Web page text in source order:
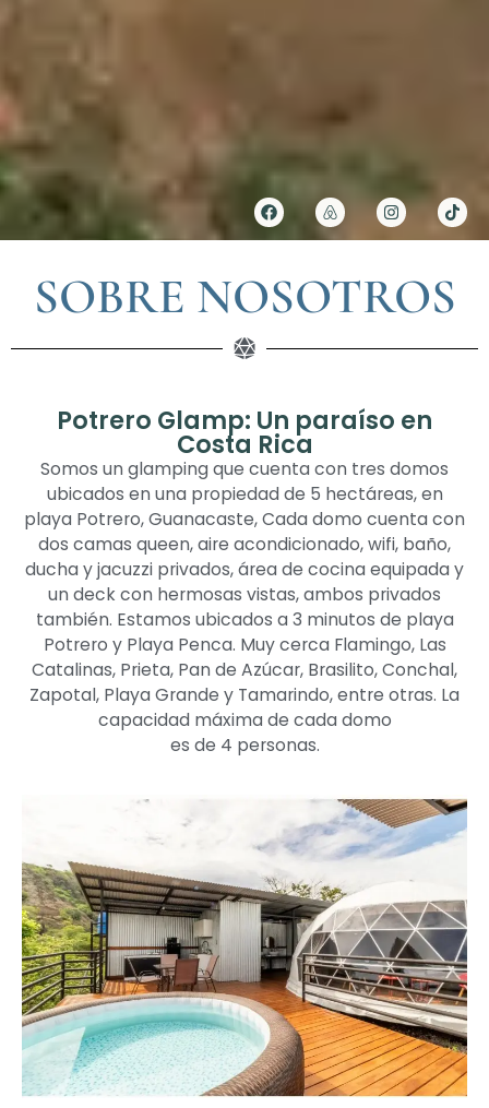
SOBRE NOSOTROS
Potrero Glamp: Un paraíso en
Costa Rica
Somos un glamping que cuenta con tres domos
ubicados en una propiedad de 5 hectáreas, en
playa Potrero, Guanacaste, Cada domo cuenta con
dos camas queen, aire acondicionado, wifi, baño,
ducha y jacuzzi privados, área de cocina equipada y
un deck con hermosas vistas, ambos privados
también. Estamos ubicados a 3 minutos de playa
Potrero y Playa Penca. Muy cerca Flamingo, Las
Catalinas, Prieta, Pan de Azúcar, Brasilito, Conchal,
Zapotal, Playa Grande y Tamarindo, entre otras. La
capacidad máxima de cada domo
es de 4 personas.